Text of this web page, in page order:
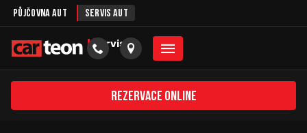
Půjčovna aut Servis aut
servis
Rezervace online